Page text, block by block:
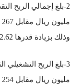
وذلك بزيادة قدرها 2.62 ٪.